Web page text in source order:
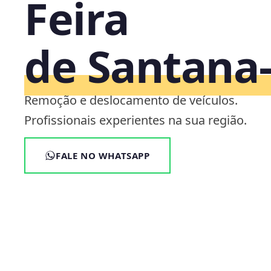
Feira
de
Remoção e deslocamento de veículos.
Profissionais experientes na sua região.
FALE NO WHATSAPP